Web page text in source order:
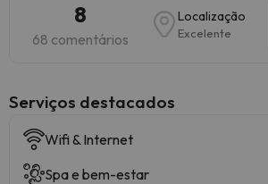
8
68 comentários
Localização
Excelente
Serviços destacados
Wifi & Internet
Spa e bem-estar